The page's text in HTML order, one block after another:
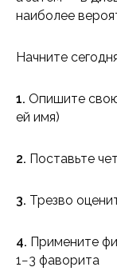
наиболее
Начните
1. Опишите
ей имя)
2. Поставьте
3. Трезво
4. Примените
1−3 фаворита